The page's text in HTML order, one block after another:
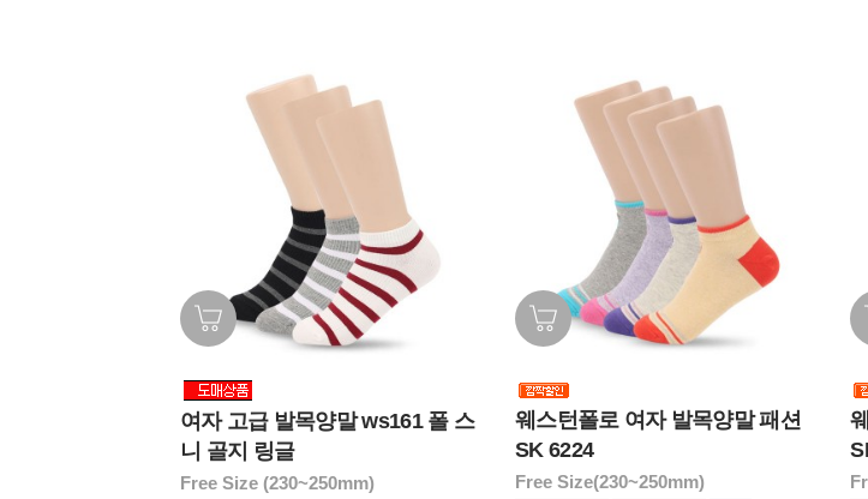
여자 고급 발목양말 ws161 폴 스
니 골지 링글
Free Size (230~250mm)
웨스턴폴로 여자 발목양말 패션
SK 6224
Free Size(230~250mm)